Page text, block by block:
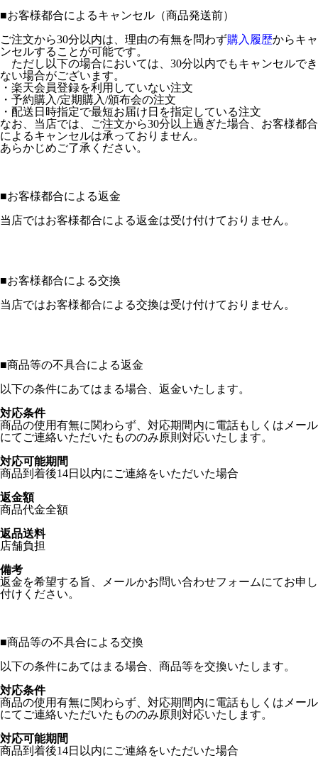
■お客様都合によるキャンセル（商品発送前）
ご注文から30分以内は、理由の有無を問わず購入履歴からキャ
ンセルすることが可能です。
ただし以下の場合においては、30分以内でもキャンセルでき
ない場合がございます。
・楽天会員登録を利用していない注文
・予約購入/定期購入/頒布会の注文
・配送日時指定で最短お届け日を指定している注文
なお、当店では、ご注文から30分以上過ぎた場合、お客様都合
によるキャンセルは承っておりません。
あらかじめご了承ください。
■お客様都合による返金
当店ではお客様都合による返金は受け付けておりません。
■お客様都合による交換
当店ではお客様都合による交換は受け付けておりません。
■商品等の不具合による返金
以下の条件にあてはまる場合、返金いたします。
対応条件
商品の使用有無に関わらず、対応期間内に電話もしくはメール
にてご連絡いただいたもののみ原則対応いたします。
対応可能期間
商品到着後14日以内にご連絡をいただいた場合
返金額
商品代金全額
返品送料
店舗負担
備考
返金を希望する旨、メールかお問い合わせフォームにてお申し
付けください。
■商品等の不具合による交換
以下の条件にあてはまる場合、商品等を交換いたします。
対応条件
商品の使用有無に関わらず、対応期間内に電話もしくはメール
にてご連絡いただいたもののみ原則対応いたします。
対応可能期間
商品到着後14日以内にご連絡をいただいた場合